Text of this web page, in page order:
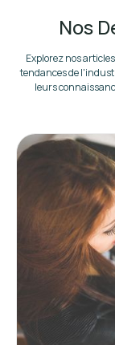
Nos
Explorez nos
tendances de
leurs